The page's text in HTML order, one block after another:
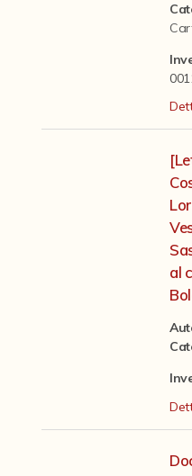
Il progetto Digital
al